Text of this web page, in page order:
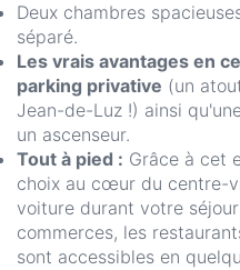
Deux chambres
séparé.
Les vrais avantages en
parking privative (un
Jean-de-Luz !) ainsi
un ascenseur.
Tout à pied : Grâce à cet
choix au cœur du centre-
voiture durant votre
commerces, les
sont accessibles en